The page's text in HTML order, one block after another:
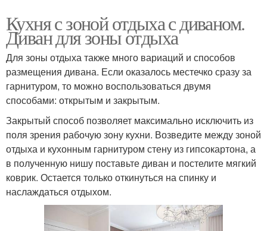
Кухня с зоной отдыха с диваном.
Диван для зоны отдыха
Для зоны отдыха также много вариаций и способов
размещения дивана. Если оказалось местечко сразу за
гарнитуром, то можно воспользоваться двумя
способами: открытым и закрытым.
Закрытый способ позволяет максимально исключить из
поля зрения рабочую зону кухни. Возведите между зоной
отдыха и кухонным гарнитуром стену из гипсокартона, а
в полученную нишу поставьте диван и постелите мягкий
коврик. Остается только откинуться на спинку и
наслаждаться отдыхом.